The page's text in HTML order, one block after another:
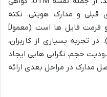
قبلی و مدارک هویتی. نکته
فرمت فایل ها است (معمولاً
فایل). در تجربه بسیاری از کاربران،
حجم، نگرانی هایی ایجاد
مدارک در مراحل بعدی ارائه